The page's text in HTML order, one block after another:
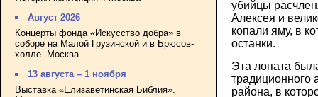
Август 2026
Концерты фонда «Искусство добра» в
соборе на Малой Грузинской и в Брюсов-
холле. Москва
13 августа – 1 ноября
Выставка «Елизаветинская Библия».
убийцы
Алексея и
копали яму, в
останки.
Эта лопата
традиционного
района, в